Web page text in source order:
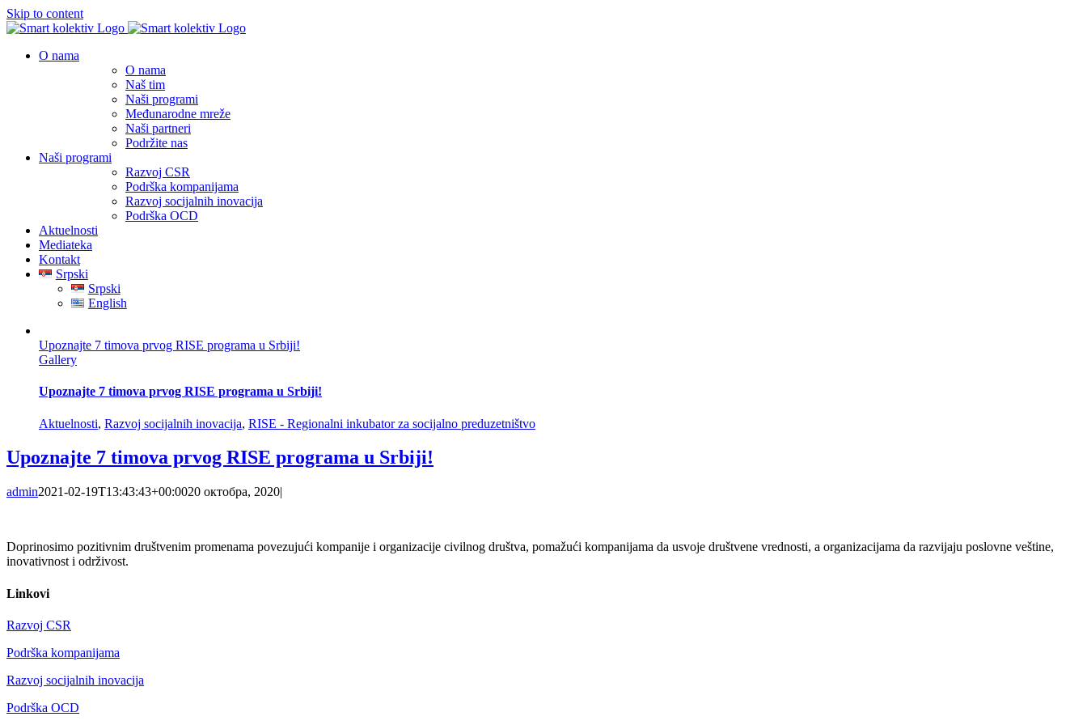
Skip to content
O nama
O nama
Naš tim
Naši programi
Međunarodne mreže
Naši partneri
Podržite nas
Naši programi
Razvoj CSR
Podrška kompanijama
Razvoj socijalnih inovacija
Podrška OCD
Aktuelnosti
Mediateka
Kontakt
Srpski
Srpski
English
Upoznajte 7 timova prvog RISE programa u Srbiji!
Gallery
Upoznajte 7 timova prvog RISE programa u Srbiji!
Aktuelnosti, Razvoj socijalnih inovacija, RISE - Regionalni inkubator za socijalno preduzetništvo
Upoznajte 7 timova prvog RISE programa u Srbiji!
admin2021-02-19T13:43:43+00:0020 октобра, 2020|
Doprinosimo pozitivnim društvenim promenama povezujući kompanije i organizacije civilnog društva, pomažući kompanijama da usvoje društvene vrednosti, a organizacijama da razvijaju poslovne veštine,
inovativnost i održivost.
Linkovi
Razvoj CSR
Podrška kompanijama
Razvoj socijalnih inovacija
Podrška OCD